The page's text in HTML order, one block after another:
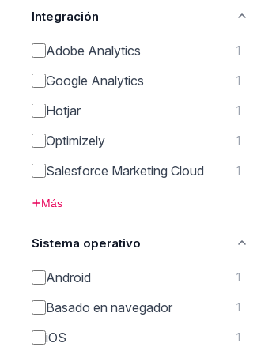
Integración
Adobe Analytics 1
Google Analytics 1
Hotjar 1
Optimizely 1
Salesforce Marketing Cloud 1
Más
Sistema operativo
Android 1
Basado en navegador 1
iOS 1